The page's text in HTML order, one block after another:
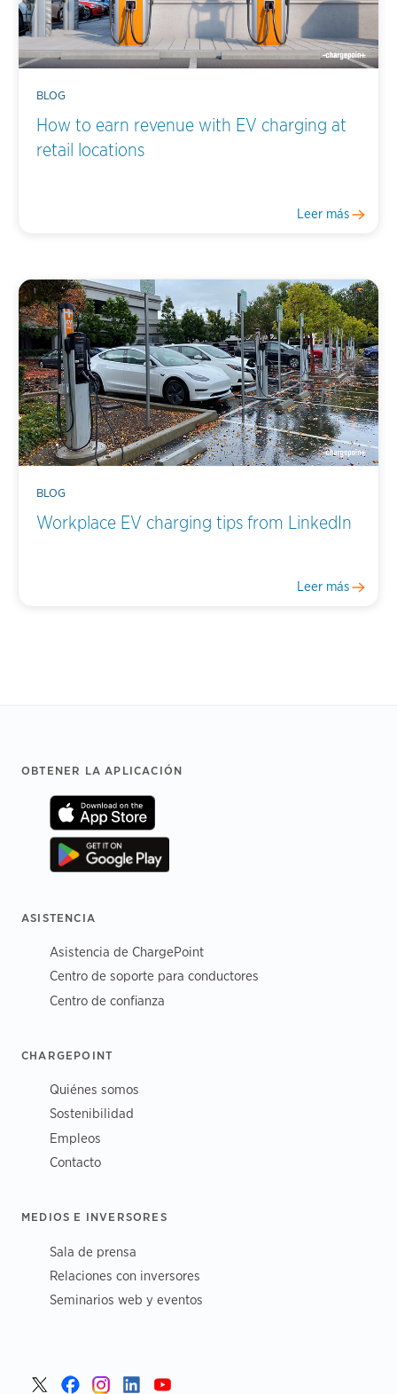
BLOG
How to earn revenue with EV charging at
retail locations
Leer más
BLOG
Workplace EV charging tips from LinkedIn
Leer más
Footer
OBTENER LA APLICACIÓN
ASISTENCIA
Asistencia de ChargePoint
Centro de soporte para conductores
Centro de confianza
CHARGEPOINT
Quiénes somos
Sostenibilidad
Empleos
Contacto
MEDIOS E INVERSORES
Sala de prensa
Relaciones con inversores
Seminarios web y eventos